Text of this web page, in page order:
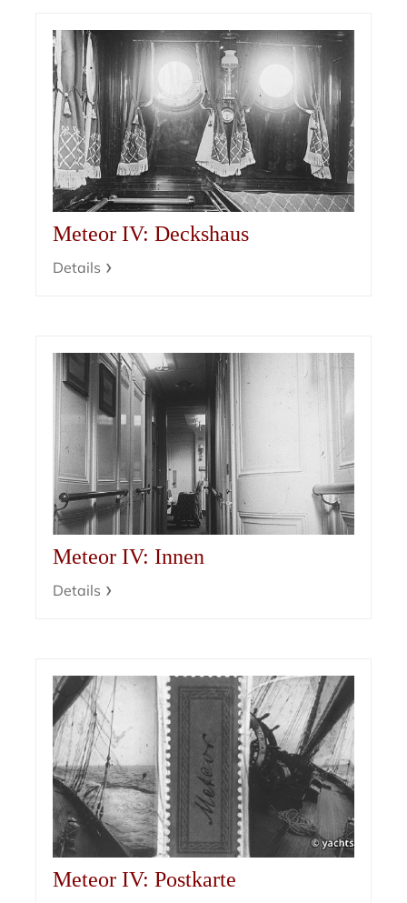
Meteor IV: Deckshaus
Details
Meteor IV: Innen
Details
Meteor IV: Postkarte